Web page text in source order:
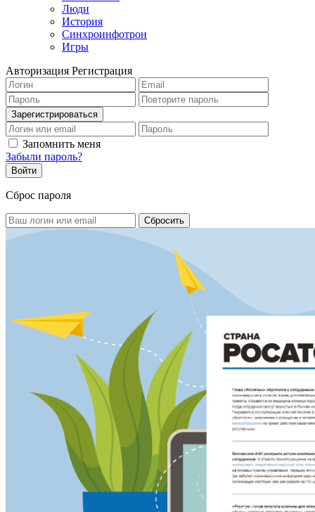
Люди
История
Синхроинфотрон
Игры
Авторизация Регистрация
Запомнить меня
Забыли пароль?
Сброс пароля